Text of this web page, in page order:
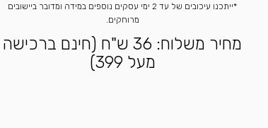
*ייתכנו עיכובים של עד 2 ימי עסקים נוספים במידה ומדובר ביישובים
מרוחקים.
מחיר משלוח: 36 ש"ח (חינם ברכישה
מעל 399)